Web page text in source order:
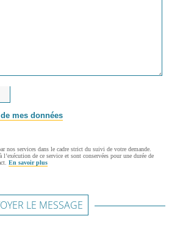
mes données
nos services dans le cadre strict du suivi de votre demande.
l’exécution de ce service et sont conservées pour une durée de
En savoir plus
LE MESSAGE